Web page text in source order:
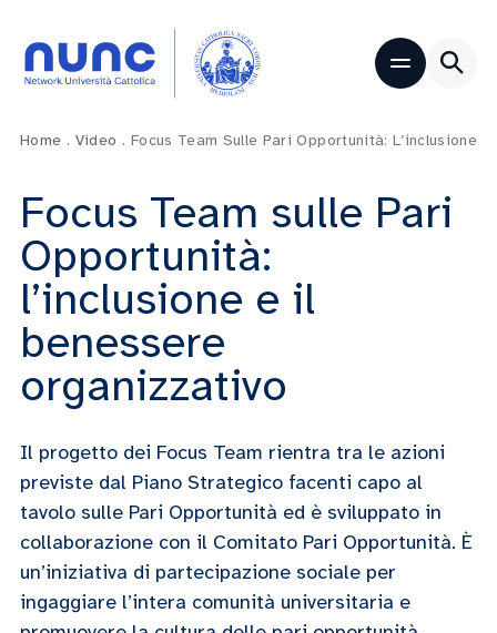
Home . Video . Focus Team Sulle Pari Opportunità: L’inclusione
Focus Team sulle Pari
Opportunità:
l’inclusione e il
benessere
organizzativo
Il progetto dei Focus Team rientra tra le azioni
previste dal Piano Strategico facenti capo al
tavolo sulle Pari Opportunità ed è sviluppato in
collaborazione con il Comitato Pari Opportunità. È
un’iniziativa di partecipazione sociale per
ingaggiare l’intera comunità universitaria e